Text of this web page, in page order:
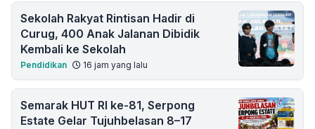
Sekolah Rakyat Rintisan Hadir di
Curug, 400 Anak Jalanan Dibidik
Kembali ke Sekolah
Pendidikan 16 jam yang lalu
Semarak HUT RI ke-81, Serpong
Estate Gelar Tujuhbelasan 8–17